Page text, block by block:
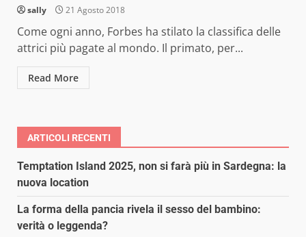
sally 21 Agosto 2018
Come ogni anno, Forbes ha stilato la classifica delle
attrici più pagate al mondo. Il primato, per...
Read More
ARTICOLI RECENTI
Temptation Island 2025, non si farà più in Sardegna: la
nuova location
La forma della pancia rivela il sesso del bambino:
verità o leggenda?